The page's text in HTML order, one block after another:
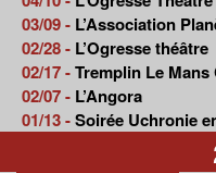
03/09 - L’Association
02/28 - L’Ogresse théâtre
02/17 -Tremplin Le
02/07 - L’Angora
01/13 -Soirée Uchronie